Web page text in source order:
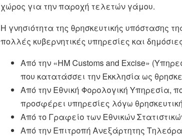
χώρος για την παροχή τελετών γάμου.
Η γνησιότητα της θρησκευτικής υπόστασης
πολλές κυβερνητικές υπηρεσίες και
Από την «HM Customs and Excise»
που κατατάσσει την Εκκλησία ως
Από την Εθνική Φορολογική Υπηρεσία,
προσφέρει υπηρεσίες λόγω
Από το Γραφείο των Εθνικών
Από την Επιτροπή Ανεξάρτητης